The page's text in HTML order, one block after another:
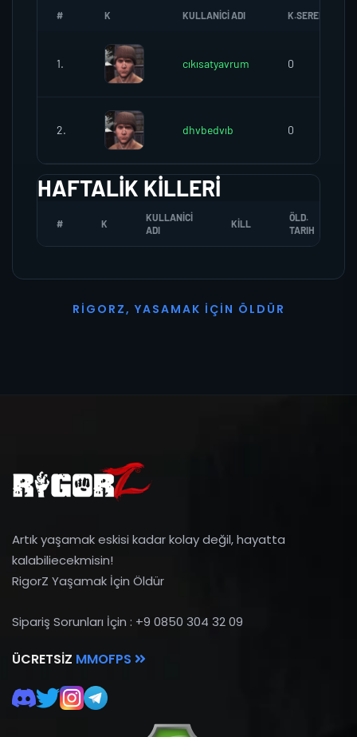
# K KULLANICI ADI K.SEREFI
1. cıkısatyavrum 0
2. dhvbedvıb 0
HAFTALIK KILLERI
# K
KULLANICI
ADI
KILL
ÖLD.
TARIH
R I G O R Z, YASAMAK İ ÇI N Ö L D Ü R
Artık yaşamak eskisi kadar kolay değil, hayatta
kalabiliecekmisin!
RigorZ Yaşamak İçin Öldür
Sipariş Sorunları İçin : +9 0850 304 32 09
ÜCRETSIZ MMOFPS